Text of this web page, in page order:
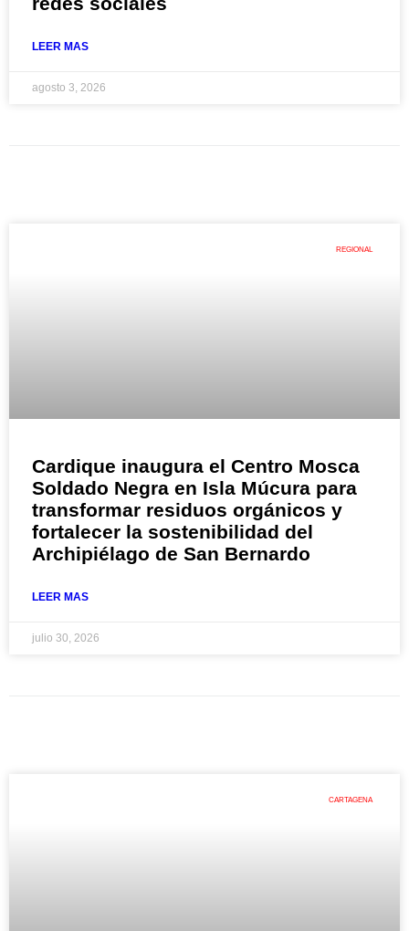
LEER MAS
agosto 3, 2026
REGIONAL
Cardique inaugura el Centro Mosca
Soldado Negra en Isla Múcura para
transformar residuos orgánicos y
fortalecer la sostenibilidad del
Archipiélago de San Bernardo
LEER MAS
julio 30, 2026
CARTAGENA